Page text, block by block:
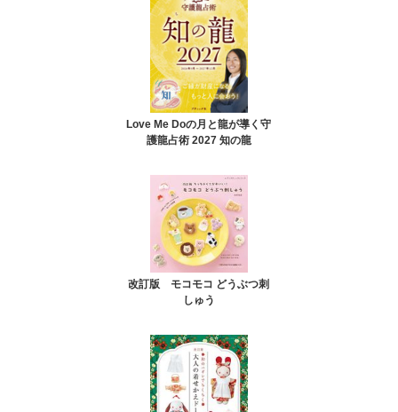
Love Me Doの月と龍が導く守
護龍占術 2027 知の龍
改訂版 モコモコ どうぶつ刺
しゅう